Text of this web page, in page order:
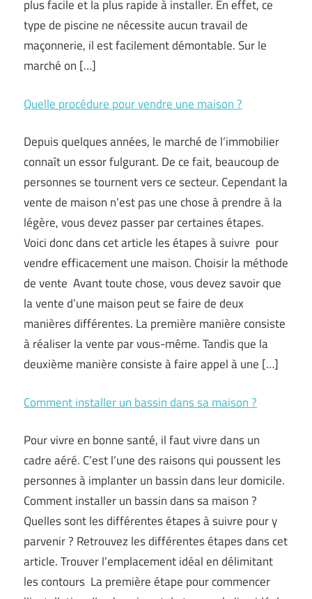
plus facile et la plus rapide à installer. En effet, ce
type de piscine ne nécessite aucun travail de
maçonnerie, il est facilement démontable. Sur le
marché on […]
Quelle procédure pour vendre une maison ?
Depuis quelques années, le marché de l’immobilier
connaît un essor fulgurant. De ce fait, beaucoup de
personnes se tournent vers ce secteur. Cependant la
vente de maison n’est pas une chose à prendre à la
légère, vous devez passer par certaines étapes.
Voici donc dans cet article les étapes à suivre pour
vendre efficacement une maison. Choisir la méthode
de vente Avant toute chose, vous devez savoir que
la vente d’une maison peut se faire de deux
manières différentes. La première manière consiste
à réaliser la vente par vous-même. Tandis que la
deuxième manière consiste à faire appel à une […]
Comment installer un bassin dans sa maison ?
Pour vivre en bonne santé, il faut vivre dans un
cadre aéré. C’est l’une des raisons qui poussent les
personnes à implanter un bassin dans leur domicile.
Comment installer un bassin dans sa maison ?
Quelles sont les différentes étapes à suivre pour y
parvenir ? Retrouvez les différentes étapes dans cet
article. Trouver l’emplacement idéal en délimitant
les contours La première étape pour commencer